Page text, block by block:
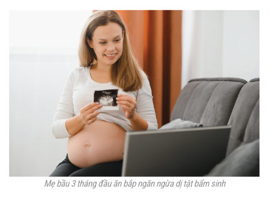
Mẹ bầu 3 tháng đầu ăn bắp ngăn ngừa dị tật bẩm sinh